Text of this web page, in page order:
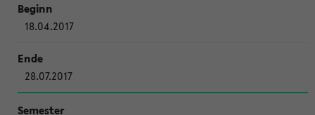
18.04.2017
28.07.2017